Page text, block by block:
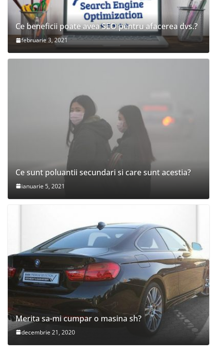
Ce beneficii poate avea SEO pentru afacerea dvs.?
februarie 3, 2021
Ce sunt poluantii secundari si care sunt acestia?
ianuarie 5, 2021
Merita sa-mi cumpar o masina sh?
decembrie 21, 2020